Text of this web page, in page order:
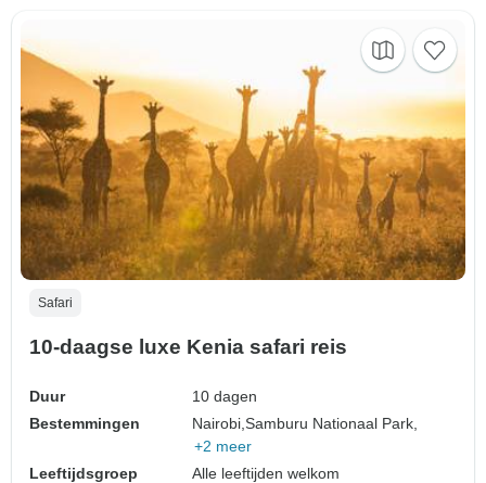
Safari
10-daagse luxe Kenia safari reis
Duur
10 dagen
Bestemmingen
Nairobi,Samburu Nationaal Park,
+2 meer
Leeftijdsgroep
Alle leeftijden welkom